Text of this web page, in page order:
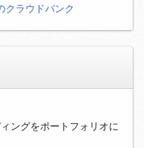
クラウドバンク
ングをポートフォリオに